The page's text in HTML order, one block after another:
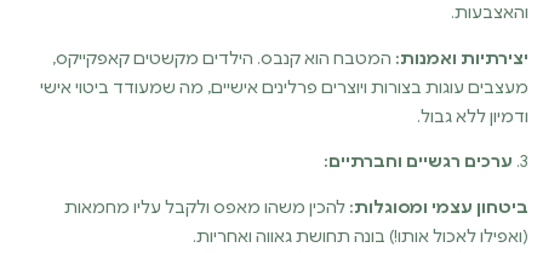
והאצבעות.
יצירתיות ואמנות: המטבח הוא קנבס. הילדים מקשטים קאפקייקס,
מעצבים עוגות בצורות ויוצרים פרלינים אישיים, מה שמעודד ביטוי אישי
ודמיון ללא גבול.
3. ערכים רגשיים וחברתיים:
ביטחון עצמי ומסוגלות: להכין משהו מאפס ולקבל עליו מחמאות
(ואפילו לאכול אותו!) בונה תחושת גאווה ואחריות.